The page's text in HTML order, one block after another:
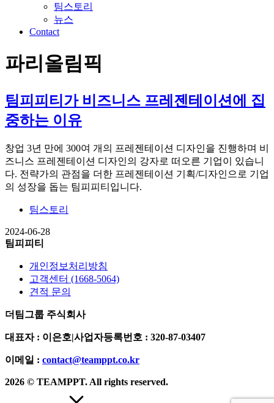
팀스토리
뉴스
Contact
파리올림픽
팀피피티가 비즈니스 프레젠테이션에 집
중하는 이유
창업 3년 만에 300여 개의 프레젠테이션 디자인을 진행하며 비
즈니스 프레젠테이션 디자인의 강자로 떠오른 기업이 있습니
다. 전략가의 관점을 더한 프레젠테이션 기획/디자인으로 기업
의 성장을 돕는 팀피피티입니다.
팀스토리
2024-06-28
팀피피티
개인정보처리방침
고객센터 (1668-5064)
견적 문의
더팀그룹 주식회사
대표자 : 이은호|사업자등록번호 : 320-87-03407
이메일 : contact@teamppt.co.kr
2026 © TEAMPPT. All rights reserved.